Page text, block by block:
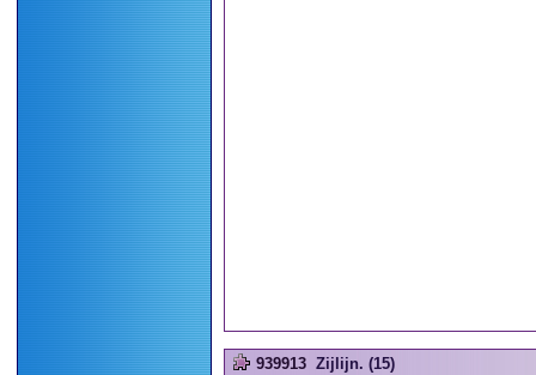
939913 Zijlijn. (15)